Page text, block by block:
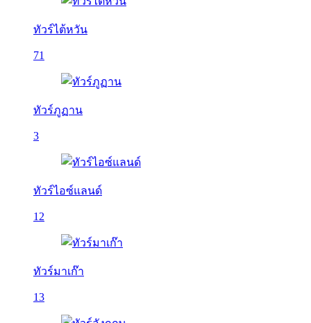
ทัวร์ไต้หวัน
71
ทัวร์ภูฏาน
3
ทัวร์ไอซ์แลนด์
12
ทัวร์มาเก๊า
13